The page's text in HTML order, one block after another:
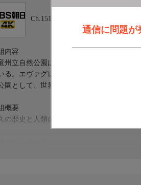
通信に問題
Ch.151
内容
州立自然公園は7000万年前の地層がむき
る。エヴァグレーズ国立公園は絶滅危機
園として、世界遺産に指定されている。
概要
の歴史と人類の叡知から生み出された世